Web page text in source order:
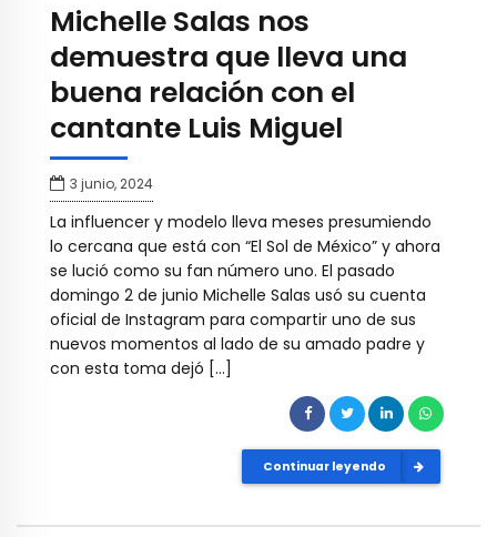
Michelle Salas nos
demuestra que lleva una
buena relación con el
cantante Luis Miguel
3 junio, 2024
La influencer y modelo lleva meses presumiendo
lo cercana que está con “El Sol de México” y ahora
se lució como su fan número uno. El pasado
domingo 2 de junio Michelle Salas usó su cuenta
oficial de Instagram para compartir uno de sus
nuevos momentos al lado de su amado padre y
con esta toma dejó […]
Continuar leyendo